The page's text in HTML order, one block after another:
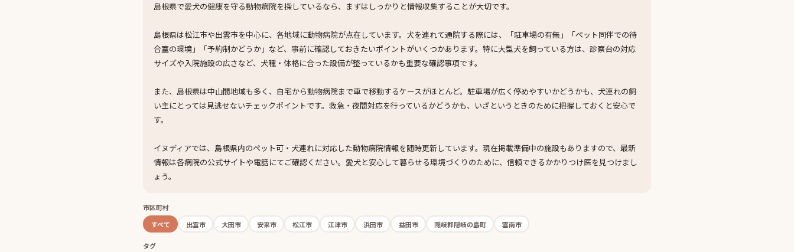
島根県で愛犬の健康を守る動物病院を探しているなら、まずはしっかりと情報収集することが大切です。
島根県は松江市や出雲市を中心に、各地域に動物病院が点在しています。犬を連れて通院する際には、「駐車場の有無」「ペット同伴での待
合室の環境」「予約制かどうか」など、事前に確認しておきたいポイントがいくつかあります。特に大型犬を飼っている方は、診察台の対応
サイズや入院施設の広さなど、犬種・体格に合った設備が整っているかも重要な確認事項です。
また、島根県は中山間地域も多く、自宅から動物病院まで車で移動するケースがほとんど。駐車場が広く停めやすいかどうかも、犬連れの飼
い主にとっては見逃せないチェックポイントです。救急・夜間対応を行っているかどうかも、いざというときのために把握しておくと安心で
す。
イヌディアでは、島根県内のペット可・犬連れに対応した動物病院情報を随時更新しています。現在掲載準備中の施設もありますので、最新
情報は各病院の公式サイトや電話にてご確認ください。愛犬と安心して暮らせる環境づくりのために、信頼できるかかりつけ医を見つけまし
ょう。
市区町村
すべて
出雲市 大田市 安来市 松江市 江津市 浜田市 益田市 隠岐郡隠岐の島町 雲南市
タグ